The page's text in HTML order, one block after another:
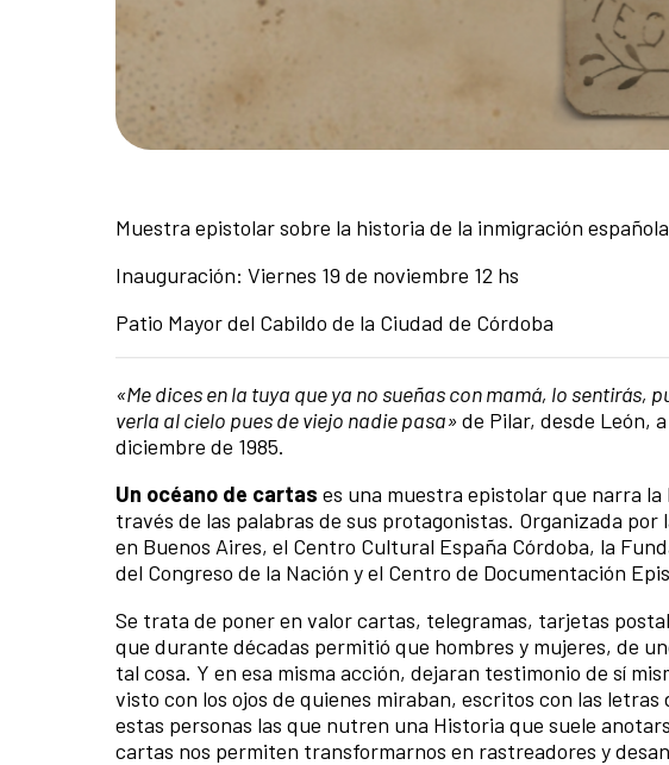
Muestra epistolar sobre la historia de la inmigración
Inauguración: Viernes 19 de noviembre 12 hs
Patio Mayor del Cabildo de la Ciudad de Córdoba
«Me dices en la tuya que ya no sueñas con mamá, lo sentirás,
verla al cielo pues de viejo nadie pasa» de Pilar, desde León,
diciembre de 1985.
Un océano de cartas es una muestra epistolar que narra
través de las palabras de sus protagonistas. Organizada
en Buenos Aires, el Centro Cultural España Córdoba, la
del Congreso de la Nación y el Centro de Documentación
Se trata de poner en valor cartas, telegramas, tarjetas
que durante décadas permitió que hombres y mujeres, de
tal cosa. Y en esa misma acción, dejaran testimonio de sí
visto con los ojos de quienes miraban, escritos con las
estas personas las que nutren una Historia que suele
cartas nos permiten transformarnos en rastreadores y